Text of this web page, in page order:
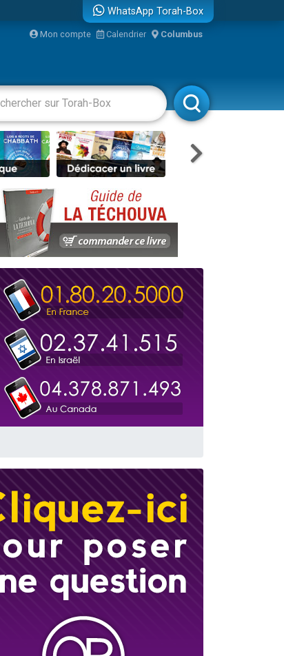
le temps
WhatsApp Torah-Box
Mon compte Calendrier Columbus
Livres Rabbanim